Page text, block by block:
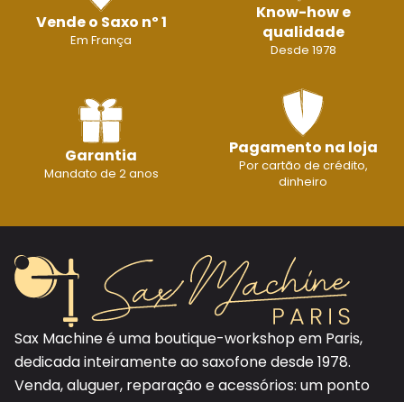
Vende o Saxo nº 1
Em França
Know-how e
qualidade
Desde 1978
Garantia
Mandato de 2 anos
Pagamento na loja
Por cartão de crédito,
dinheiro
Sax Machine é uma boutique-workshop em Paris,
dedicada inteiramente ao saxofone desde 1978.
Venda, aluguer, reparação e acessórios: um ponto